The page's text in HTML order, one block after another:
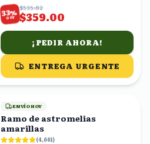
33%
OFF
$535.82
$359.00
¡PEDIR AHORA!
ENTREGA URGENTE
ENVÍO HOY
Ramo de astromelias
amarillas
(4,661)